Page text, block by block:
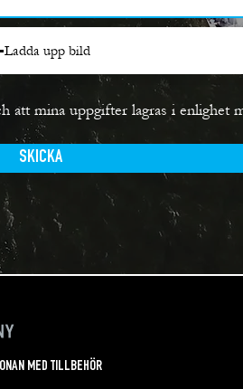
Ladda upp bild
att mina uppgifter lagras i enlighet
SKICKA
MED TILLBEHÖR